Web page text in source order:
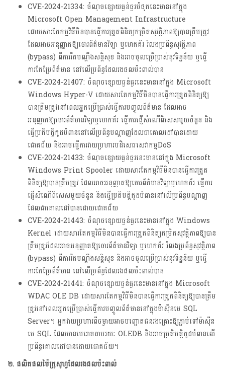
CVE-2024-21334: ចំណុចខ្សោយធ្ងន់ធ្ងរបំផុតនេះមាននៅក្នុង
Microsoft Open Management Infrastructure
ដោយសារតែកម្មវិធីមិនបានធ្វើការត្រួតពិនិត្យកម្រិតសុវត្ថិភាពឱ្យបានត្រឹមត្រូវ​
ដែលអាចអនុញ្ញាតឱ្យចោរព័ត៌មានវិទ្យា ឬហេកគ័រ រំលងប្រព័ន្ធសុវត្ថិភាព
(bypass) ពីការរឹតបណ្តឹងសន្តិសុខ និងអាចចូលប្រើប្រាស់នូវទិន្នន័យ ឬធ្វើ
ការកែប្រែព័ត៌មាន នៅលើប្រព័ន្ធដែលរងផលប៉ះពាល់បាន
CVE-2024-21407: ចំណុចខ្សោយធ្ងន់ធ្ងរនេះមាននៅក្នុង Microsoft
Windows Hyper-V ដោយសារតែកម្មវិធីមិនបានធ្វើការត្រួតពិនិត្យឱ្យ
បានត្រឹមត្រូវនៅពេលអ្នកប្រើប្រាស់ធ្វើការបញ្ចូលព័ត៌មាន ដែលអាច
អនុញ្ញាតឱ្យចោរព័ត៌មានវិទ្យាឬហេកគ័រ ធ្វើការផ្ញើសំណើពិសេសមួយចំនួន និង
ធ្វើប្រតិបត្តិកូដបំពាននៅលើប្រព័ន្ធបណ្តាញដែលជាគោលដៅបានដោយ
ជោគជ័យ និងអាចធ្វើការវាយប្រហារបដិសេធសេវាកម្មDoS
CVE-2024-21433: ចំណុចខ្សោយធ្ងន់ធ្ងរនេះមាននៅក្នុង Microsoft
Windows Print Spooler ដោយសារតែកម្មវិធីមិនបានធ្វើការត្រួត
ពិនិត្យឱ្យបានត្រឹមត្រូវ ដែលអាចអនុញ្ញាតឱ្យចោរព័ត៌មានវិទ្យាឬហេកគ័រ ធ្វើការ
ផ្ញើសំណើពិសេសមួយចំនួន និងធ្វើប្រតិបត្តិកូដបំពាននៅលើប្រព័ន្ធបណ្តាញ
ដែលជាគោលដៅបានដោយជោគជ័យ
CVE-2024-21443: ចំណុចខ្សោយធ្ងន់ធ្ងរនេះមាននៅក្នុង Windows
Kernel ដោយសារតែកម្មវិធីមិនបានធ្វើការត្រួតពិនិត្យកម្រិតសុវត្ថិភាពឱ្យបាន
ត្រឹមត្រូវ​ដែលអាចអនុញ្ញាតឱ្យចោរព័ត៌មានវិទ្យា ឬហេកគ័រ រំលងប្រព័ន្ធសុវត្ថិភាព
(bypass) ពីការរឹតបណ្តឹងសន្តិសុខ និងអាចចូលប្រើប្រាស់នូវទិន្នន័យ ឬធ្វើ
ការកែប្រែព័ត៌មាន នៅលើប្រព័ន្ធដែលរងផលប៉ះពាល់បាន
CVE-2024-21441: ចំណុចខ្សោយធ្ងន់ធ្ងរនេះមាននៅក្នុង Microsoft
WDAC OLE DB ដោយសារតែកម្មវិធីមិនបានធ្វើការត្រួតពិនិត្យឱ្យបានត្រឹម
ត្រូវនៅពេលអ្នកប្រើប្រាស់ធ្វើការបញ្ចូលព័ត៌មាននៅក្នុងម៉ាស៊ីនមេ SQL
Server។ អ្នកវាយប្រហារពីចម្ងាយអាចបញ្ឆោតជនរងគ្រោះឱ្យភ្ជាប់ទៅម៉ាស៊ីន
មេ SQL ដែលមានមេរោគតាមរយៈ OLEDB និងអាចប្រតិបត្តិកូដបំពានលើ
ប្រព័ន្ធគោលដៅបានដោយជោគជ័យ។
២. ផលិតផលម៉ៃក្រូសូហ្វដែលរងផលប៉ះពាល់